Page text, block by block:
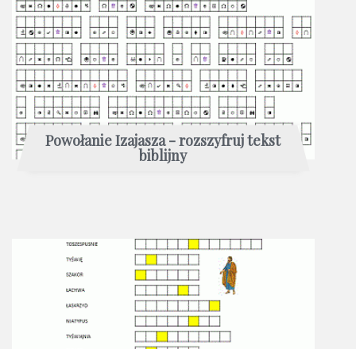
Powołanie Izajasza - rozszyfruj tekst
biblijny